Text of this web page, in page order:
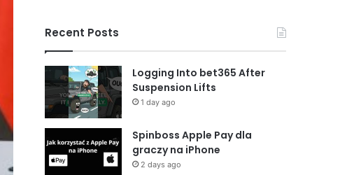
Recent Posts
Logging Into bet365 After
Suspension Lifts
1 day ago
Spinboss Apple Pay dla
graczy na iPhone
2 days ago